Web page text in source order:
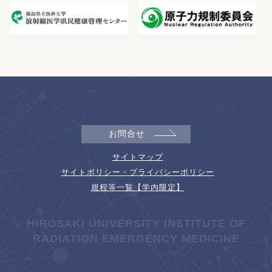
お問合せ
サイトマップ
サイトポリシー・プライバシーポリシー
規程等一覧【学内限定】
HIROSAKI UNIVERSITY INSTITUTE OF
RADIATION EMERGENCY MEDICINE